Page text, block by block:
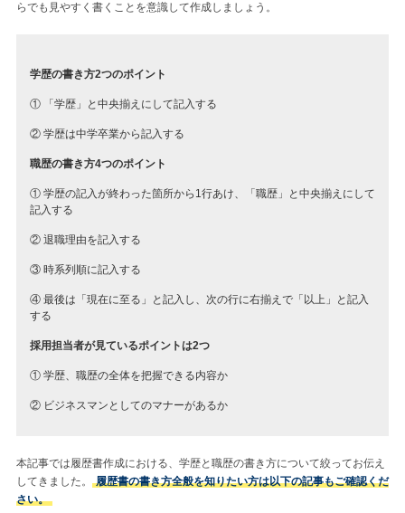
らでも見やすく書くことを意識して作成しましょう。
学歴の書き方2つのポイント
① 「学歴」と中央揃えにして記入する
② 学歴は中学卒業から記入する
職歴の書き方4つのポイント
① 学歴の記入が終わった箇所から1行あけ、「職歴」と中央揃えにして
記入する
② 退職理由を記入する
③ 時系列順に記入する
④ 最後は「現在に至る」と記入し、次の行に右揃えで「以上」と記入
する
採用担当者が見ているポイントは2つ
① 学歴、職歴の全体を把握できる内容か
② ビジネスマンとしてのマナーがあるか
本記事では履歴書作成における、学歴と職歴の書き方について絞ってお伝え
してきました。
履歴書の書き方全般を知りたい方は以下の記事もご確認くだ
さい。